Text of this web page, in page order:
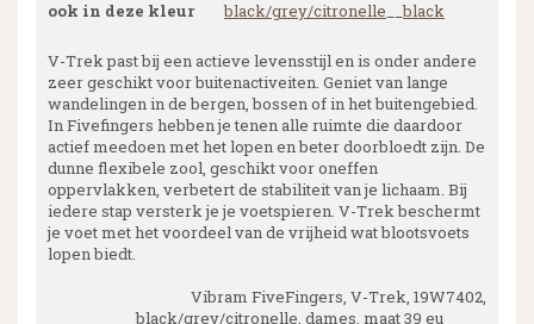
ook in deze kleur
black/grey/citronelle __black
V-Trek past bij een actieve levensstijl en is onder andere
zeer geschikt voor buitenactiveiten. Geniet van lange
wandelingen in de bergen, bossen of in het buitengebied.
In Fivefingers hebben je tenen alle ruimte die daardoor
actief meedoen met het lopen en beter doorbloedt zijn. De
dunne flexibele zool, geschikt voor oneffen
oppervlakken, verbetert de stabiliteit van je lichaam. Bij
iedere stap versterk je je voetspieren. V-Trek beschermt
je voet met het voordeel van de vrijheid wat blootsvoets
lopen biedt.
Vibram FiveFingers, V-Trek, 19W7402,
black/grey/citronelle, dames, maat 39 eu